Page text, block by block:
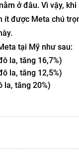
ở đâu. Vì vậy,
được Meta chú
tại Mỹ như sau:
la, tăng 16,7%)
la, tăng 12,5%)
la, tăng 20%)